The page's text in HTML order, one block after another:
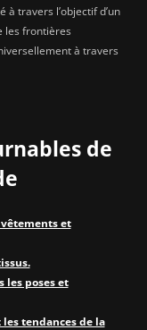
à travers l’objectif d’un
les frontières
à travers
de
et
les poses et
tendances de la